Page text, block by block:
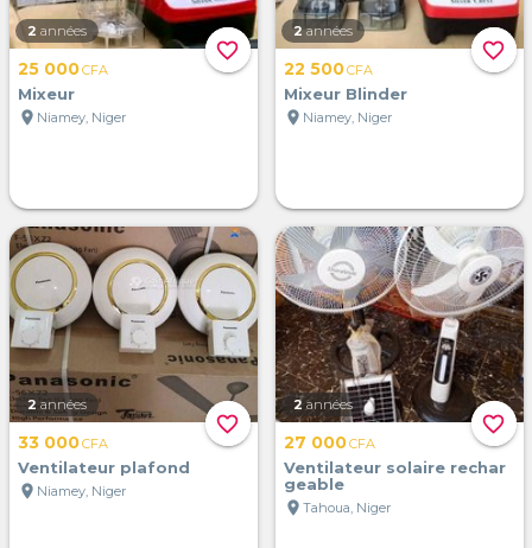
favorite_border
2 années
25 000CFA
Mixeur
location_on Niamey, Niger
favorite_border
2 années
22 500CFA
Mixeur Blinder
location_on Niamey, Niger
favorite_border
2 années
33 000CFA
Ventilateur plafond
location_on Niamey, Niger
favorite_border
2 années
27 000CFA
Ventilateur solaire rechar
geable
location_on Tahoua, Niger